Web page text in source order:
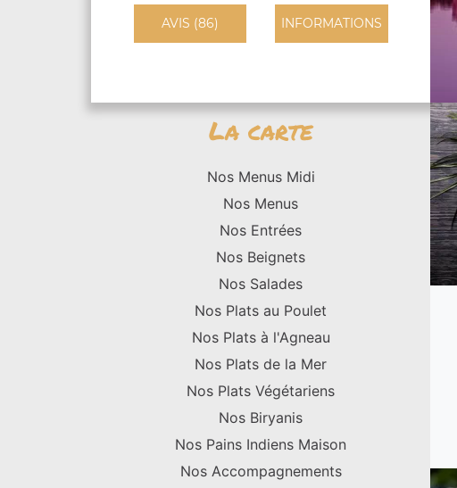
AVIS (86) INFORMATIONS
La carte
Nos Menus Midi
Nos Menus
Nos Entrées
Nos Beignets
Nos Salades
Nos Plats au Poulet
Nos Plats à l'Agneau
Nos Plats de la Mer
Nos Plats Végétariens
Nos Biryanis
Nos Pains Indiens Maison
Nos Accompagnements